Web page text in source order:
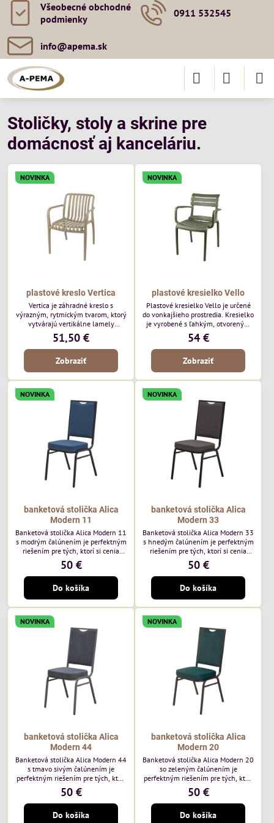
Všeobecné obchodné
podmienky
0911 532545
info​@apema​.sk
Stoličky, stoly a skrine pre
domácnosť aj kanceláriu.
NOVINKA
plastové kreslo Vertica
Vertica je záhradné kreslo s
výrazným, rytmickým tvarom, ktorý
vytvárajú vertikálne lamely
operadla a sedadla. Jej otvorený
dizajn jej dodáva ľahký, vzdušný
vzhľad a robí z nej perfektný
doplnok moderných vonkajších
pozornosť svojimi detailmi bez toho,
aby dominoval priestoru. Bude
vyzerať skvele vo vonkajších
jedálenských priestoroch, pri
bistrových stoloch a v...
51,50 €
Zobraziť
NOVINKA
plastové kresielko Vello
Plastové kresielko Vello je určené
do vonkajšieho prostredia. Kresielko
je vyrobené s ľahkým, otvoreným
tvarom a jemne kontúrovanými
líniami. Horizontálne lamely
operadla a jemne zaoblené
podrúčky dodávajú kresielku
ležérny, letný nádych. Tento model
bude vyzerať skvele vo vonkajších
jedálenských priestoroch, pri
reštauračných stoloch a v
bistrových priestoroch.
54 €
Zobraziť
NOVINKA
banketová stolička Alica
Modern 11
Banketová stolička Alica Modern 11
s modrým čalúnením je perfektným
riešením pre tých, ktorí si cenia
vysokú kvalitu a jedinečný dizajn.
Stolička je výnimočná použitím
vysoko kvalitného modrého
čalúnenia Mossa 79 od poľského
výrobcu Davis ktorého látka má
hmotnosť 325 g/m², čo zaručuje
výnimočnú odolnosť a pohodlie.
Okrem toho je látka vybavená
technológiou Easy-Clean, vďaka
ktorej sa ľahko...
50 €
Do košíka
NOVINKA
banketová stolička Alica
Modern 33
Banketová stolička Alica Modern 33
s hnedým čalúnením je perfektným
riešením pre tých, ktorí si cenia
vysokú kvalitu a jedinečný dizajn.
Stolička je výnimočná použitím
vysoko kvalitného hnedého
čalúnenia Mossa 29 od poľského
výrobcu Davis ktorého látka má
hmotnosť 325 g/m², čo zaručuje
výnimočnú odolnosť a pohodlie.
Okrem toho je látka vybavená
technológiou Easy-Clean, vďaka
ktorej sa ľahko...
50 €
Do košíka
NOVINKA
banketová stolička Alica
Modern 44
Banketová stolička Alica Modern 44
s tmavo sivým čalúnením je
perfektným riešením pre tých, ktorí
si cenia vysokú kvalitu a jedinečný
dizajn. Stolička je výnimočná
použitím vysoko kvalitného tmavo
sivého zamatového čalúnenia od
50 €
Do košíka
NOVINKA
banketová stolička Alica
Modern 20
Banketová stolička Alica Modern 20
so zeleným čalúnením je
perfektným riešením pre tých, ktorí
si cenia vysokú kvalitu a jedinečný
dizajn. Stolička je výnimočná
použitím vysoko kvalitného tmavo
zeleného zamatového čalúnenia od
50 €
Do košíka